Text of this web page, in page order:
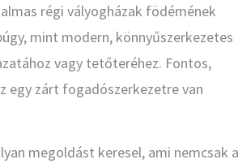
régi vályogházak födémének
mint modern, könnyűszerkezetes
vagy tetőteréhez. Fontos,
egy zárt fogadószerkezetre van
megoldást keresel, ami nemcsak a